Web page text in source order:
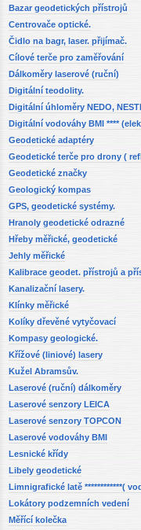
Bazar geodetických přístrojů
Centrovače optické.
Čidlo na bagr, laser. přijímač.
Cílové terče pro zaměřování
Dálkoměry laserové (ruční)
Digitální teodolity.
Digitální úhloměry NEDO,
Digitální vodováhy BMI ****
Geodetické adaptéry
Geodetické terče pro drony (
Geodetické značky
Geologický kompas
GPS, geodetické systémy.
Hranoly geodetické odrazné
Hřeby měřické, geodetické
Jehly měřické
Kalibrace geodet. přístrojů a
Kanalizační lasery.
Klínky měřické
Kolíky dřevěné vytyčovací
Kompasy geologické.
Křížové (liniové) lasery
Kužel Abramsův.
Laserové (ruční) dálkoměry
Laserové senzory LEICA
Laserové senzory TOPCON
Laserové vodováhy BMI
Lesnické křídy
Libely geodetické
Limnigrafické latě ************(
Lokátory podzemních vedení
Měřící kolečka